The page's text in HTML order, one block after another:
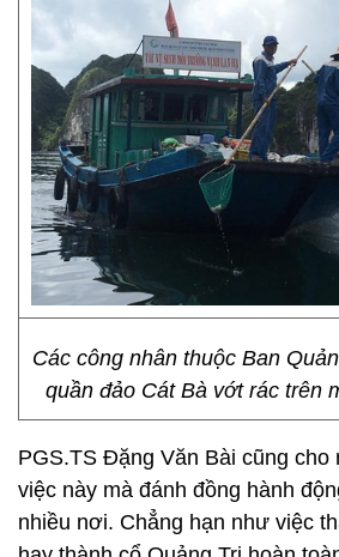
Các công nhân thuộc Ban
quần đảo Cát Bà vớt rác trên
PGS.TS Đặng Văn Bài cũng cho
việc này mà đánh đồng hành
nhiều nơi. Chẳng hạn như việc